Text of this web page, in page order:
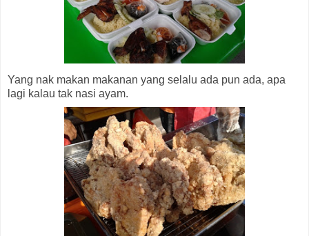
Yang nak makan makanan yang selalu ada pun ada, apa
lagi kalau tak nasi ayam.